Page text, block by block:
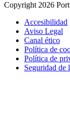
Copyright 2026
Accesibilidad
Aviso Legal
Canal ético
Política de
Política de
Seguridad de